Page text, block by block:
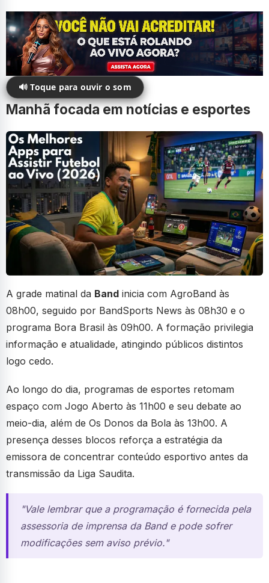
🔊 Toque para ouvir o som
Manhã focada em notícias e esportes
A grade matinal da Band inicia com AgroBand às
08h00, seguido por BandSports News às 08h30 e o
programa Bora Brasil às 09h00. A formação privilegia
informação e atualidade, atingindo públicos distintos
logo cedo.
Ao longo do dia, programas de esportes retomam
espaço com Jogo Aberto às 11h00 e seu debate ao
meio-dia, além de Os Donos da Bola às 13h00. A
presença desses blocos reforça a estratégia da
emissora de concentrar conteúdo esportivo antes da
transmissão da Liga Saudita.
"Vale lembrar que a programação é fornecida pela
assessoria de imprensa da Band e pode sofrer
modificações sem aviso prévio."